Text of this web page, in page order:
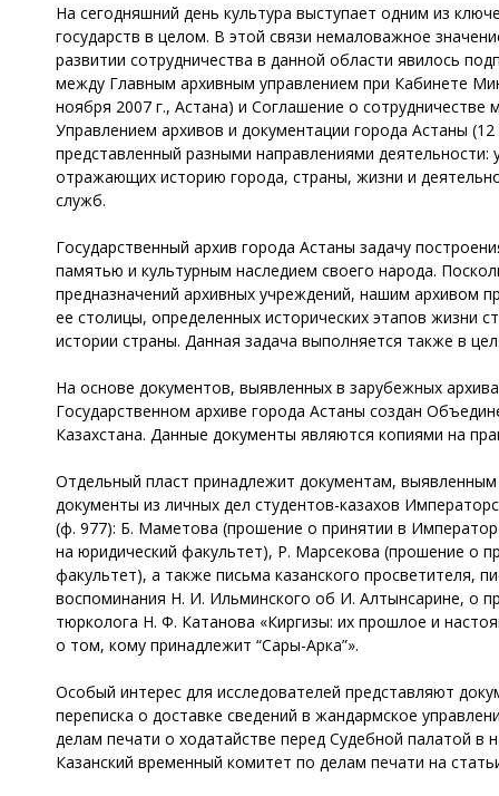
На сегодняшний день культура выступает одним из
государств в целом. В этой связи немаловажное
развитии сотрудничества в данной области явилось
между Главным архивным управлением при Кабинете
ноября 2007 г., Астана) и Соглашение о
Управлением архивов и документации города Астаны
представленный разными направлениями
отражающих историю города, страны, жизни и
служб.
Государственный архив города Астаны задачу
памятью и культурным наследием своего народа.
предназначений архивных учреждений, нашим архивом
ее столицы, определенных исторических этапов жизни
истории страны. Данная задача выполняется также в
На основе документов, выявленных в зарубежных
Государственном архиве города Астаны создан
Казахстана. Данные документы являются копиями на
Отдельный пласт принадлежит документам,
документы из личных дел студентов-казахов
(ф. 977): Б. Маметова (прошение о принятии в
на юридический факультет), Р. Марсекова (прошение о
факультет), а также письма казанского просветителя,
воспоминания Н. И. Ильминского об И. Алтынсарине, о
тюрколога Н. Ф. Катанова «Киргизы: их прошлое и
о том, кому принадлежит “Сары-Арка”».
Особый интерес для исследователей представляют
переписка о доставке сведений в жандармское
делам печати о ходатайстве перед Судебной палатой в
Казанский временный комитет по делам печати на